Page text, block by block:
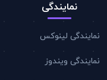
نمایندگی
نمایندگی لینوکس
نمایندگی ویندوز